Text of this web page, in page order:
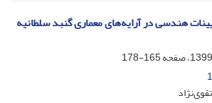
هندسی در آرایه‌های معماری گنبد سلطانیه
165-178